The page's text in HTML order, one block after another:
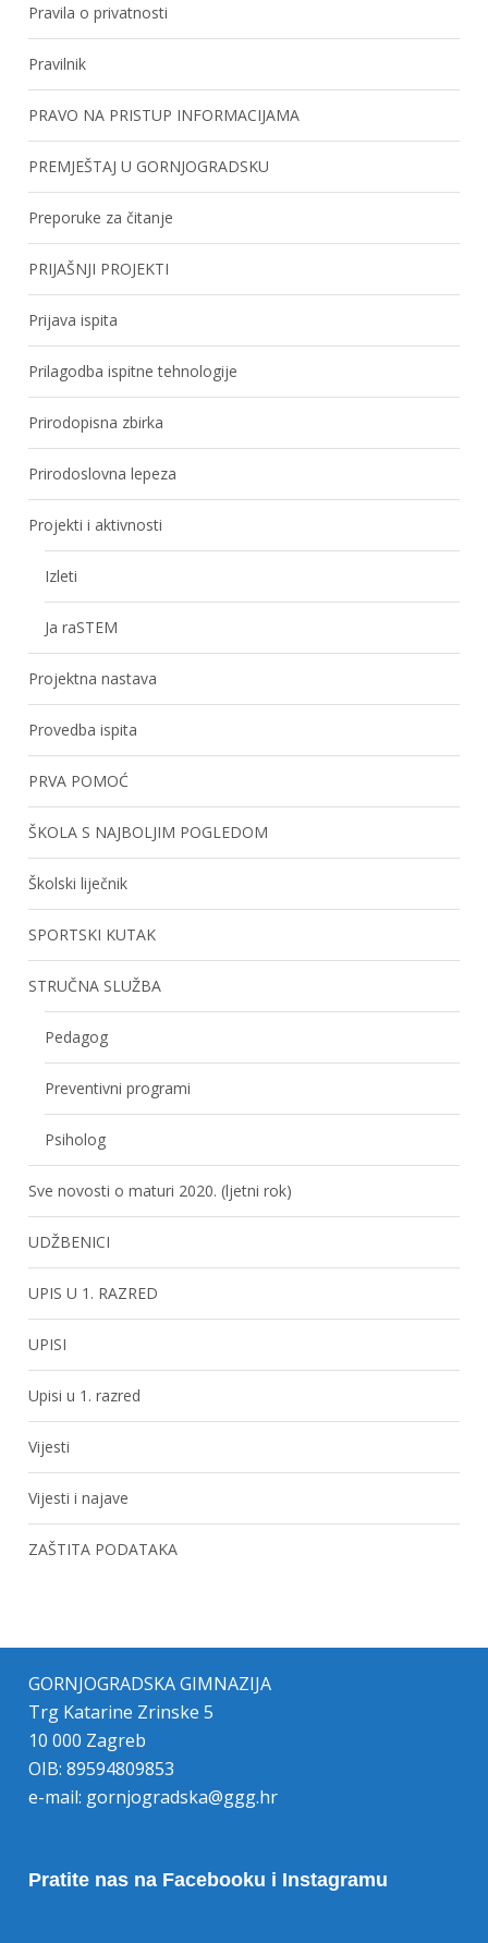
Pravila o privatnosti
Pravilnik
PRAVO NA PRISTUP INFORMACIJAMA
PREMJEŠTAJ U GORNJOGRADSKU
Preporuke za čitanje
PRIJAŠNJI PROJEKTI
Prijava ispita
Prilagodba ispitne tehnologije
Prirodopisna zbirka
Prirodoslovna lepeza
Projekti i aktivnosti
Izleti
Ja raSTEM
Projektna nastava
Provedba ispita
PRVA POMOĆ
ŠKOLA S NAJBOLJIM POGLEDOM
Školski liječnik
SPORTSKI KUTAK
STRUČNA SLUŽBA
Pedagog
Preventivni programi
Psiholog
Sve novosti o maturi 2020. (ljetni rok)
UDŽBENICI
UPIS U 1. RAZRED
UPISI
Upisi u 1. razred
Vijesti
Vijesti i najave
ZAŠTITA PODATAKA
GORNJOGRADSKA GIMNAZIJA
Trg Katarine Zrinske 5
10 000 Zagreb
OIB: 89594809853
e-mail: gornjogradska@ggg.hr
Pratite nas na Facebooku i Instagramu